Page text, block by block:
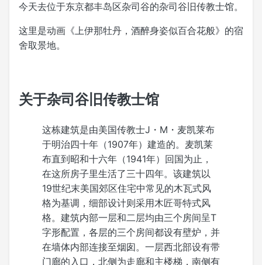
今天去位于东京都丰岛区杂司谷的杂司谷旧传教士馆。
这里是动画《上伊那牡丹，酒醉身姿似百合花般》的宿
舍取景地。
关于杂司谷旧传教士馆
这栋建筑是由美国传教士J・M・麦凯莱布
于明治四十年（1907年）建造的。麦凯莱
布直到昭和十六年（1941年）回国为止，
在这所房子里生活了三十四年。该建筑以
19世纪末美国郊区住宅中常见的木瓦式风
格为基调，细部设计则采用木匠哥特式风
格。建筑内部一层和二层均由三个房间呈T
字形配置，各层的三个房间都设有壁炉，并
在墙体内部连接至烟囱。一层西北部设有带
门廊的入口，北侧为走廊和主楼梯，南侧有